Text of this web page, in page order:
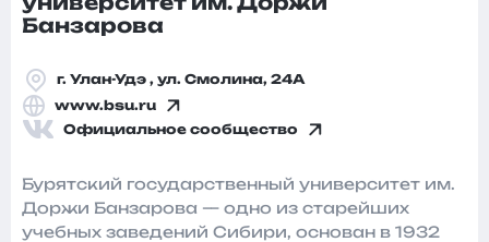
Банзарова
г. Улан-Удэ , ул. Смолина, 24А
www.bsu.ru
Официальное сообщество
Бурятский государственный университет им.
Доржи Банзарова — одно из старейших
учебных заведений Сибири, основан в 1932